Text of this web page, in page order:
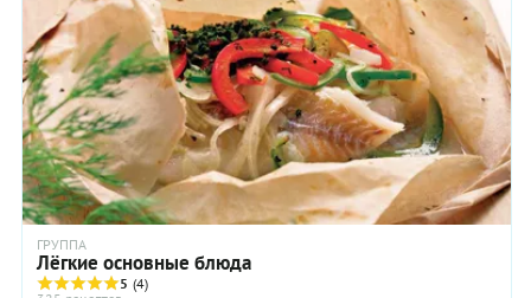
ГРУППА
Лёгкие основные блюда
5 (4)